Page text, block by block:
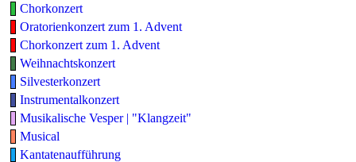
Chorkonzert
Oratorienkonzert zum 1. Advent
Chorkonzert zum 1. Advent
Weihnachtskonzert
Silvesterkonzert
Instrumentalkonzert
Musikalische Vesper | "Klangzeit"
Musical
Kantatenaufführung